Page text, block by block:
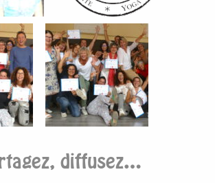
diffusez…